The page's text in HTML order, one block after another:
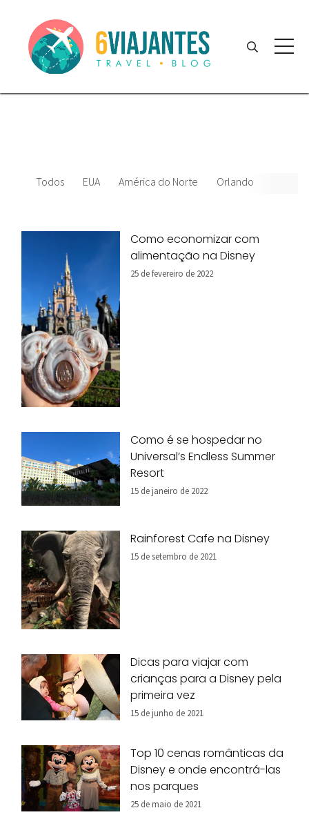
Todos EUA América do Norte Orlando
Como economizar com
alimentação na Disney
25 de fevereiro de 2022
Como é se hospedar no
Universal’s Endless Summer
Resort
15 de janeiro de 2022
Rainforest Cafe na Disney
15 de setembro de 2021
Dicas para viajar com
crianças para a Disney pela
primeira vez
15 de junho de 2021
Top 10 cenas românticas da
Disney e onde encontrá-las
nos parques
25 de maio de 2021